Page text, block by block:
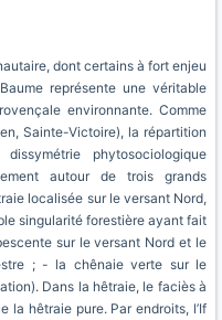
dont certains à fort enjeu
représente une véritable
environnante. Comme
Sainte-Victoire), la répartition
phytosociologique
autour de trois grands
localisée sur le versant Nord,
singularité forestière ayant fait
sur le versant Nord et le
; - la chênaie verte sur le
Dans la hêtraie, le faciès à
la hêtraie pure. Par endroits, l’If